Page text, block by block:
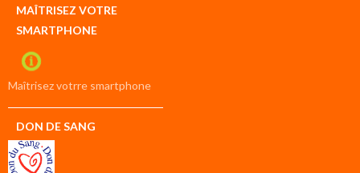
compte
compte
MAÎTRISEZ VOTRE
SMARTPHONE
Maîtrisez votrre smartphone
DON DE SANG